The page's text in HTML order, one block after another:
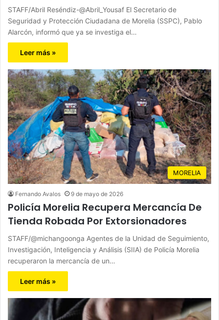
STAFF/Abril Reséndiz-@Abril_Yousaf El Secretario de
Seguridad y Protección Ciudadana de Morelia (SSPC), Pablo
Alarcón, informó que ya se investiga el…
Leer más »
MORELIA
Fernando Avalos 9 de mayo de 2026
Policía Morelia Recupera Mercancía De
Tienda Robada Por Extorsionadores
STAFF/@michangoonga Agentes de la Unidad de Seguimiento,
Investigación, Inteligencia y Análisis (SIIA) de Policía Morelia
recuperaron la mercancía de un…
Leer más »